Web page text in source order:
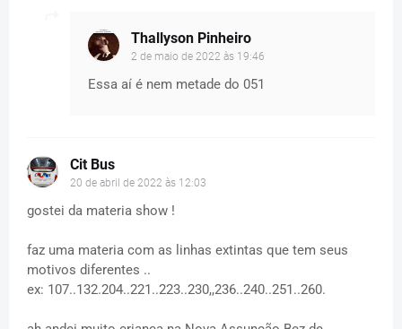
Thallyson Pinheiro
2 de maio de 2022 às 19:46
Essa aí é nem metade do 051
Cit Bus
20 de abril de 2022 às 12:03
gostei da materia show !
faz uma materia com as linhas extintas que tem seus
motivos diferentes ..
ex: 107..132.204..221..223..230,,236..240..251..260.